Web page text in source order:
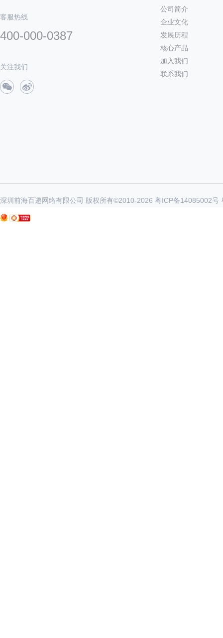
客服热线
400-000-0387
关注我们
公司简介
企业文化
发展历程
核心产品
加入我们
联系我们
深圳前海百递网络有限公司 版权所有©2010-2026 粤ICP备14085002号